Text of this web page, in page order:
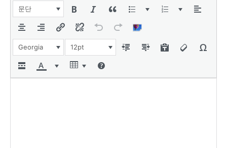
문단
Georgia 12pt